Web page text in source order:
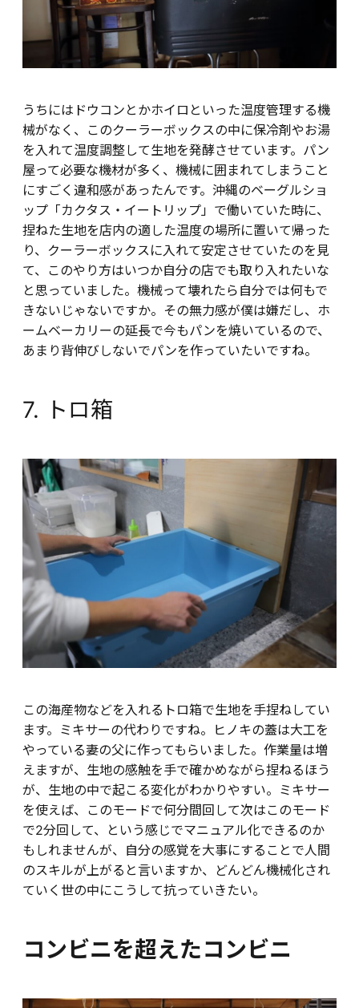
うちにはドウコンとかホイロといった温度管理する機
械がなく、このクーラーボックスの中に保冷剤やお湯
を入れて温度調整して生地を発酵させています。パン
屋って必要な機材が多く、機械に囲まれてしまうこと
にすごく違和感があったんです。沖縄のベーグルショ
ップ「カクタス・イートリップ」で働いていた時に、
捏ねた生地を店内の適した温度の場所に置いて帰った
り、クーラーボックスに入れて安定させていたのを見
て、このやり方はいつか自分の店でも取り入れたいな
と思っていました。機械って壊れたら自分では何もで
きないじゃないですか。その無力感が僕は嫌だし、ホ
ームベーカリーの延長で今もパンを焼いているので、
あまり背伸びしないでパンを作っていたいですね。
7. トロ箱
この海産物などを入れるトロ箱で生地を手捏ねしてい
ます。ミキサーの代わりですね。ヒノキの蓋は大工を
やっている妻の父に作ってもらいました。作業量は増
えますが、生地の感触を手で確かめながら捏ねるほう
が、生地の中で起こる変化がわかりやすい。ミキサー
を使えば、このモードで何分間回して次はこのモード
で2分回して、という感じでマニュアル化できるのか
もしれませんが、自分の感覚を大事にすることで人間
のスキルが上がると言いますか、どんどん機械化され
ていく世の中にこうして抗っていきたい。
コンビニを超えたコンビニ